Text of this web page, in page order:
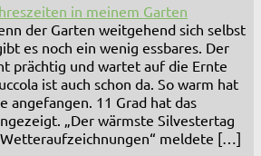
in meinem Garten
der Garten weitgehend sich selbst
es noch ein wenig essbares. Der
prächtig und wartet auf die Ernte
ist auch schon da. So warm hat
angefangen. 11 Grad hat das
„Der wärmste Silvestertag
meldete […]